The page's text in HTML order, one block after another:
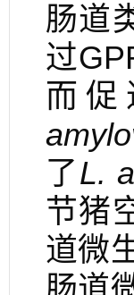
肠道
过
而
了L.
节猪
道微